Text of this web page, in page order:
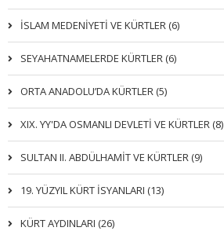
İSLAM MEDENİYETİ VE KÜRTLER (6)
SEYAHATNAMELERDE KÜRTLER (6)
ORTA ANADOLU’DA KÜRTLER (5)
XIX. YY'DA OSMANLI DEVLETI VE KÜRTLER (8)
SULTAN II. ABDÜLHAMİT VE KÜRTLER (9)
19. YÜZYIL KÜRT İSYANLARI (13)
KÜRT AYDINLARI (26)